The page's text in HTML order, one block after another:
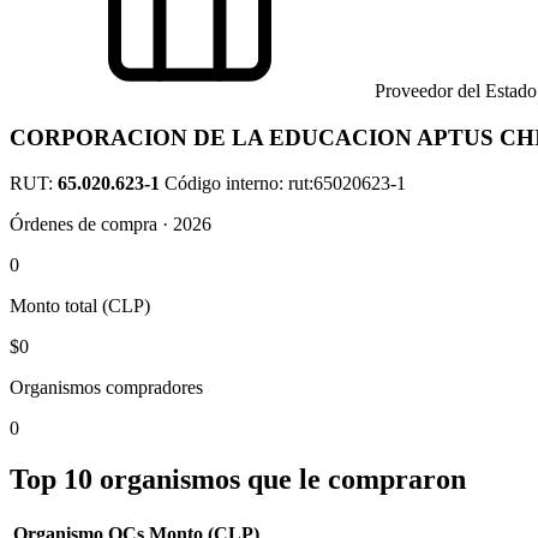
Proveedor del Estado
CORPORACION DE LA EDUCACION APTUS
RUT: 65.020.623-1 Código interno: rut:65020623-1
Órdenes de compra · 2026
0
Monto total (CLP)
$0
Organismos compradores
0
Top 10 organismos que le compraron